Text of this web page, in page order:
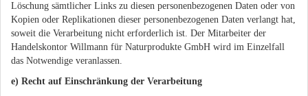
Löschung sämtlicher Links zu diesen personenbezogenen Daten oder von
Kopien oder Replikationen dieser personenbezogenen Daten verlangt hat,
soweit die Verarbeitung nicht erforderlich ist. Der Mitarbeiter der
Handelskontor Willmann für Naturprodukte GmbH wird im Einzelfall
das Notwendige veranlassen.
e) Recht auf Einschränkung der Verarbeitung